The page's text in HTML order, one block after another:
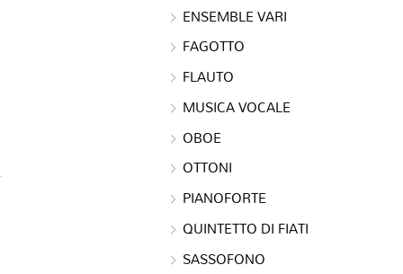
ENSEMBLE VARI
FAGOTTO
FLAUTO
MUSICA VOCALE
OBOE
OTTONI
PIANOFORTE
QUINTETTO DI FIATI
SASSOFONO